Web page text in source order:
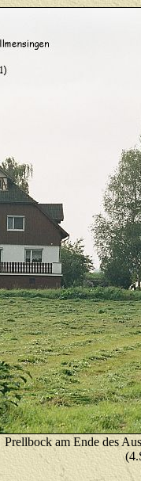
Prellbock am Ende des